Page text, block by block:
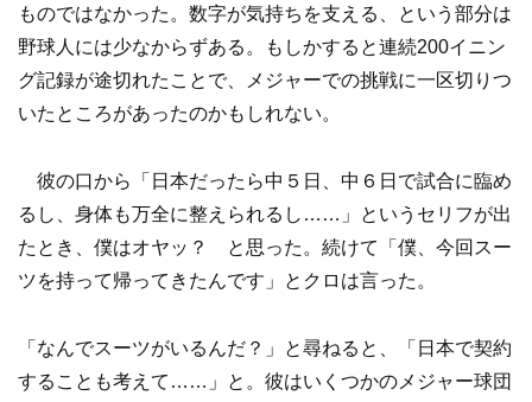
ものではなかった。数字が気持ちを支える、という部分は
野球人には少なからずある。もしかすると連続200イニン
グ記録が途切れたことで、メジャーでの挑戦に一区切りつ
いたところがあったのかもしれない。
彼の口から「日本だったら中５日、中６日で試合に臨め
るし、身体も万全に整えられるし……」というセリフが出
たとき、僕はオヤッ？ と思った。続けて「僕、今回スー
ツを持って帰ってきたんです」とクロは言った。
「なんでスーツがいるんだ？」と尋ねると、「日本で契約
することも考えて……」と。彼はいくつかのメジャー球団